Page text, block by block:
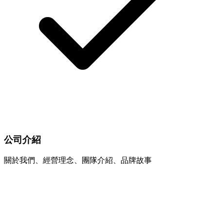
公司介紹
關於我們、經營理念、團隊介紹、品牌故事